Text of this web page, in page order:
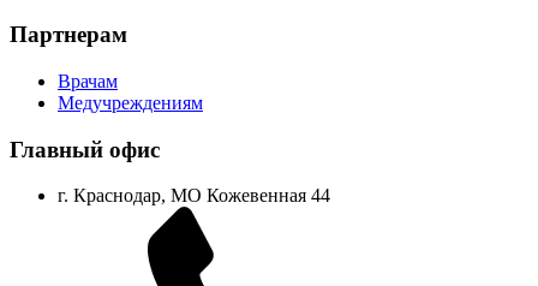
Партнерам
Врачам
Медучреждениям
Главный офис
г. Краснодар, МО Кожевенная 44